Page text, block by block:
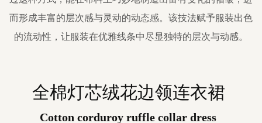
全棉灯芯绒花边领连衣裙
Cotton corduroy ruffle collar dress
而形成丰富的层次感与灵动的动态感。该技法赋予服装出色
的流动性，让服装在优雅线条中尽显独特的层次与动感。